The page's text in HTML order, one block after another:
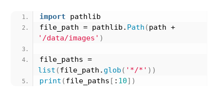
import pathlib
file_path = pathlib. Path (
'/data/images' )
list (file_path. glob ( '*/*' ))
print (file_paths [ : 10])